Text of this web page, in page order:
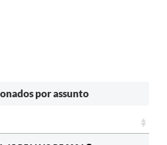
por assunto